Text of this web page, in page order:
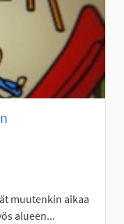
muutenkin aikaa
alueen...